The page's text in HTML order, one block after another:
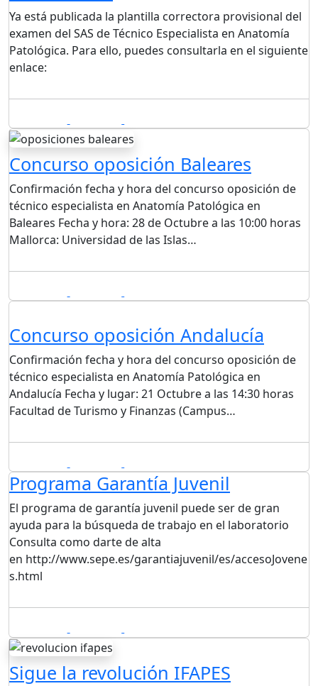
Ya está publicada la plantilla correctora provisional del
examen del SAS de Técnico Especialista en Anatomía
Patológica. Para ello, puedes consultarla en el siguiente
enlace:
Concurso oposición Baleares
Confirmación fecha y hora del concurso oposición de
técnico especialista en Anatomía Patológica en
Baleares Fecha y hora: 28 de Octubre a las 10:00 horas
Mallorca: Universidad de las Islas…
Concurso oposición Andalucía
Confirmación fecha y hora del concurso oposición de
técnico especialista en Anatomía Patológica en
Andalucía Fecha y lugar: 21 Octubre a las 14:30 horas
Facultad de Turismo y Finanzas (Campus…
Programa Garantía Juvenil
El programa de garantía juvenil puede ser de gran
ayuda para la búsqueda de trabajo en el laboratorio
Consulta como darte de alta
en http://www.sepe.es/garantiajuvenil/es/accesoJovene
s.html
Sigue la revolución IFAPES